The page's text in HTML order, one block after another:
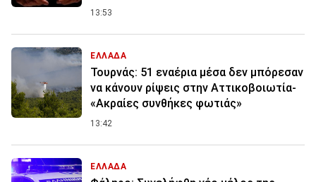
13:53
ΕΛΛΑΔΑ
Τουρνάς: 51 εναέρια μέσα δεν μπόρεσαν
να κάνουν ρίψεις στην Αττικοβοιωτία-
«Ακραίες συνθήκες φωτιάς»
13:42
ΕΛΛΑΔΑ